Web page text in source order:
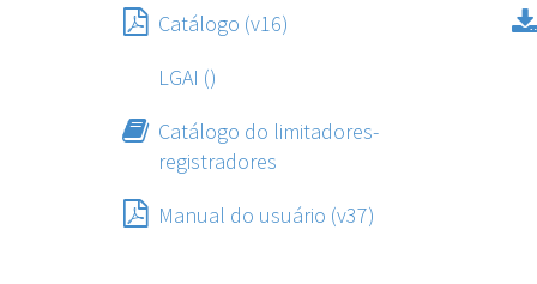
Catálogo (v16)
LGAI ()
Catálogo do limitadores-
registradores
Manual do usuário (v37)